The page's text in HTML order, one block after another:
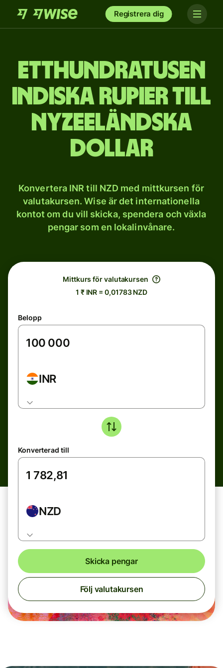
Registrera dig
ett­hundra­tusen
indiska rupier till
nyzeeländska
dollar
Konvertera INR till NZD med mittkursen för
valutakursen. Wise är det internationella
kontot om du vill skicka, spendera och växla
pengar som en lokalinvånare.
Mittkurs för valutakursen
1 ₹ INR = 0,01783 NZD
Belopp
INR
Konverterad till
NZD
Skicka pengar
Följ valutakursen